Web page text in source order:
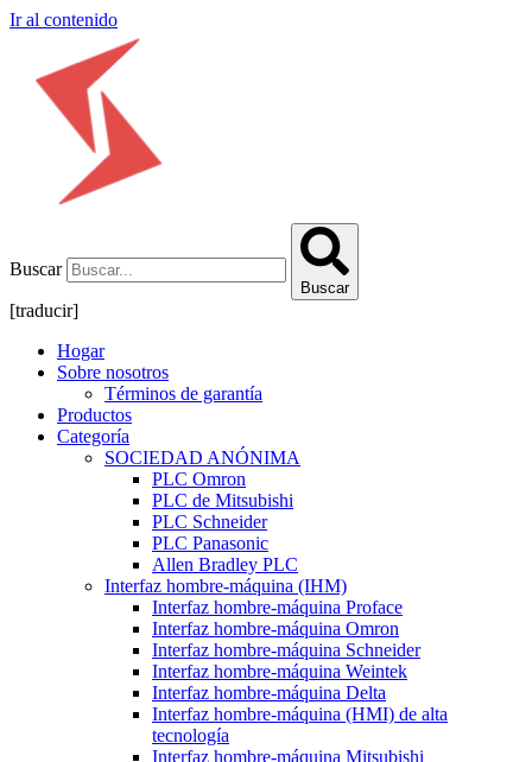
Ir al contenido
Buscar
Buscar
[traducir]
Hogar
Sobre nosotros
Términos de garantía
Productos
Categoría
SOCIEDAD ANÓNIMA
PLC Omron
PLC de Mitsubishi
PLC Schneider
PLC Panasonic
Allen Bradley PLC
Interfaz hombre-máquina (IHM)
Interfaz hombre-máquina Proface
Interfaz hombre-máquina Omron
Interfaz hombre-máquina Schneider
Interfaz hombre-máquina Weintek
Interfaz hombre-máquina Delta
Interfaz hombre-máquina (HMI) de alta
tecnología
Interfaz hombre-máquina Mitsubishi